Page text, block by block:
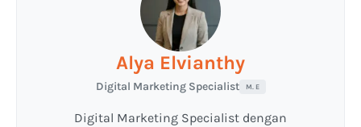
Alya Elvianthy
Digital Marketing Specialist M. E
Digital Marketing Specialist dengan